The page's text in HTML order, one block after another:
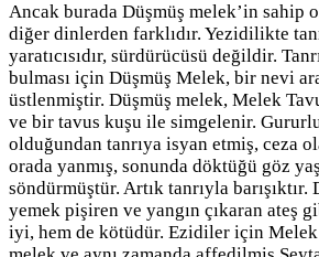
Ancak burada Düşmüş melek’in sahip
diğer dinlerden farklıdır. Yezidilikte
yaratıcısıdır, sürdürücüsü değildir.
bulması için Düşmüş Melek, bir nevi
üstlenmiştir. Düşmüş melek, Melek
ve bir tavus kuşu ile simgelenir.
olduğundan tanrıya isyan etmiş, ceza
orada yanmış, sonunda döktüğü göz
söndürmüştür. Artık tanrıyla
yemek pişiren ve yangın çıkaran ateş
iyi, hem de kötüdür. Ezidiler için Melek